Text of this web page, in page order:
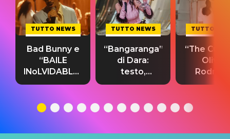
TUTTO NEWS
Bad Bunny e
“BAILE
INoLVIDABLE”:
testo,
significato
TUTTO NEWS
“Bangaranga”
di Dara:
testo,
traduzione e
del singolo
TUTTO
“The
Olivia
testo,